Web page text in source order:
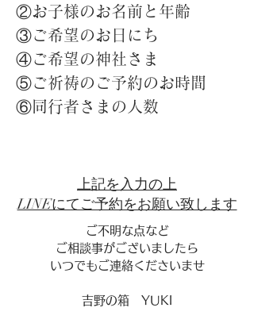
②お子様のお名前と年齢
③ご希望のお日にち
④ご希望の神社さま
⑤ご祈祷のご予約のお時間
​⑥同行者さまの人数
上記を入力の上
​LINEにてご予約をお願い致します
ご不明な点など
ご相談事がございましたら
いつでもご連絡くださいませ
​吉野の箱 YUKI